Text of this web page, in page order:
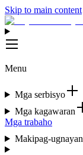
Skip to main content
Menu
Mga serbisyo
Mga kagawaran
Mga trabaho
Makipag-ugnayan